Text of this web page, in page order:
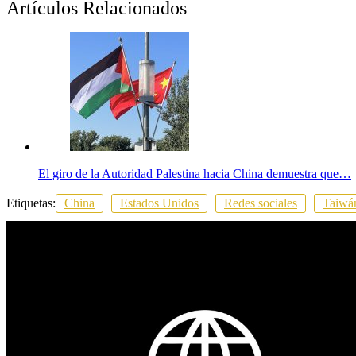
Artículos Relacionados
El giro de la Autoridad Palestina hacia China demuestra que…
Etiquetas: China Estados Unidos Redes sociales